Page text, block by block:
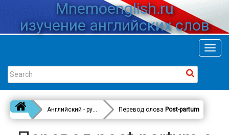
Mnemoenglish.ru
изучение английских слов
Английский - русский Перевод слова Post-partum